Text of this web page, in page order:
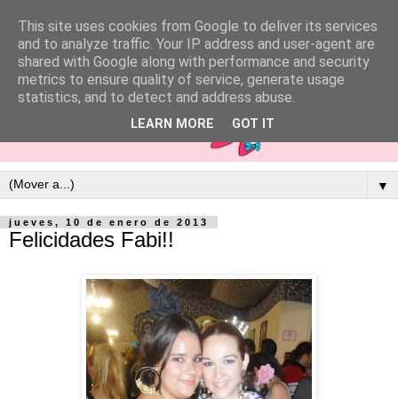
▼
jueves, 10 de enero de 2013
Felicidades Fabi!!
This site uses cookies from Google to deliver its services
and to analyze traffic. Your IP address and user-agent are
shared with Google along with performance and security
metrics to ensure quality of service, generate usage
statistics, and to detect and address abuse.
LEARN MORE GOT IT